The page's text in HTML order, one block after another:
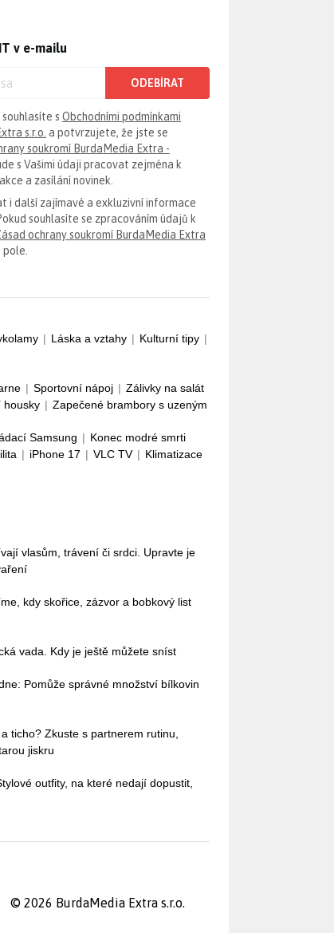
v e-mailu
ODEBÍRAT
s Obchodními podmínkami
s.r.o. a potvrzujete, že jste se
soukromí BurdaMedia Extra -
s Vašimi údaji pracovat zejména k
a zasílání novinek.
i další zajímavé a exkluzivní informace
souhlasíte se zpracováním údajů k
ochrany soukromí BurdaMedia Extra
| Láska a vztahy | Kulturní tipy |
| Sportovní nápoj | Zálivky na salát
housky | Zapečené brambory s uzeným
Samsung | Konec modré smrti
| iPhone 17 | VLC TV | Klimatizace
vlasům, trávení či srdci. Upravte je
kdy skořice, zázvor a bobkový list
vada. Kdy je ještě můžete sníst
Pomůže správné množství bílkovin
ticho? Zkuste s partnerem rutinu,
jiskru
outfity, na které nedají dopustit,
© 2026 BurdaMedia Extra s.r.o.